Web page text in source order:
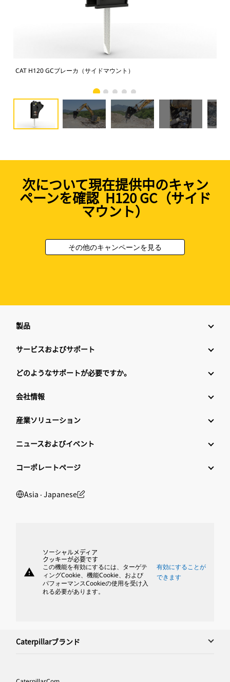
CAT H120 GCブレーカ（サイドマウント）
次について現在提供中のキャン
ペーンを確認 H120 GC（サイド
マウント）
その他のキャンペーンを見る
製品
サービスおよびサポート
どのようなサポートが必要ですか。
会社情報
産業ソリューション
ニュースおよびイベント
コーポレートページ
Asia ‧ Japanese
warning
ソーシャルメディア
クッキーが必要です
この機能を有効にするには、ターゲテ
ィングCookie、機能Cookie、および
パフォーマンスCookieの使用を受け入
れる必要があります。
有効にすることが
できます
Caterpillarブランド